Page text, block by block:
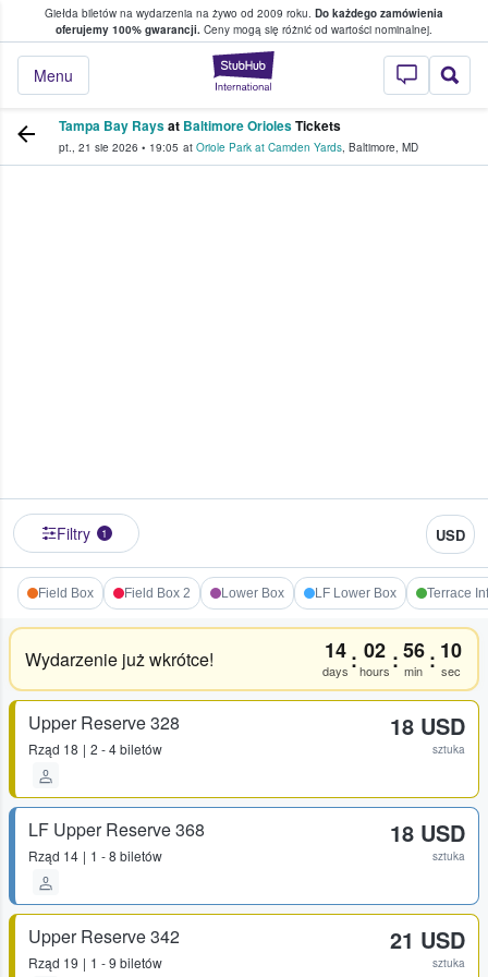
Giełda biletów na wydarzenia na żywo od 2009 roku. Do każdego zamówienia
oferujemy 100% gwarancji. Ceny mogą się różnić od wartości nominalnej.
StubHub —
Menu
w którym fani i kibice kupują i
Tampa Bay Raysat Baltimore OriolesTickets
pt., 21 sie 2026 • 19:05 at Oriole Park at Camden Yards, Baltimore, MD
Filtry 1 USD
Field Box Field Box 2 Lower Box LF Lower Box Terrace
Wydarzenie już wkrótce! 14
days : 02
hours :56
min : 10
sec
Upper Reserve 328
Rząd 18 2 - 4 biletów
18 USD
sztuka
LF Upper Reserve 368
Rząd 14 1 - 8 biletów
18 USD
sztuka
Upper Reserve 342
Rząd 19 1 - 9 biletów
21 USD
sztuka